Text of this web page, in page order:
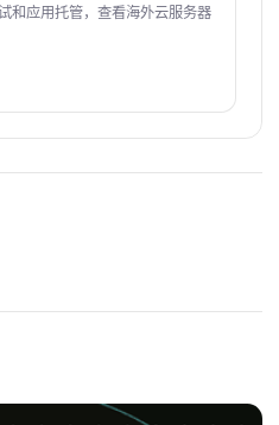
和应用托管，查看海外云服务器